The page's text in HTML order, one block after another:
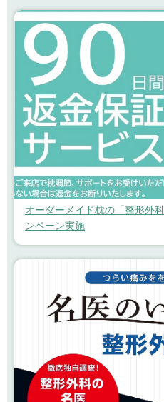
オーダーメイド枕の「整形外
ンペーン実施